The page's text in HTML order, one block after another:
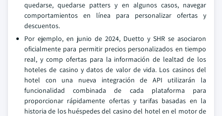
quedarse, quedarse patters y en algunos casos, navegar
comportamientos en línea para personalizar ofertas y
descuentos.
Por ejemplo, en junio de 2024, Duetto y SHR se asociaron
oficialmente para permitir precios personalizados en tiempo
real, y comp ofertas para la información de lealtad de los
hoteles de casino y datos de valor de vida. Los casinos del
hotel con una nueva integración de API utilizarán la
funcionalidad combinada de cada plataforma para
proporcionar rápidamente ofertas y tarifas basadas en la
historia de los huéspedes del casino del hotel en el motor de